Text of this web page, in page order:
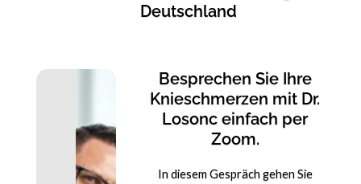
Deutschland
Besprechen Sie Ihre
Knieschmerzen mit Dr.
Losonc einfach per
Zoom.
In diesem Gespräch gehen Sie